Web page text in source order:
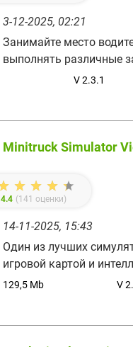
3-12-2025, 02:21
Занимайте место
выполнять различные
V 2.3.1
Minitruck Simulator
4.4 (141 оценки)
14-11-2025, 15:43
Один из лучших
игровой картой и
129,5 Mb V